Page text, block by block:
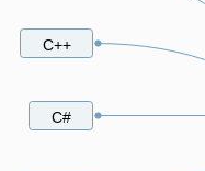
C++
C#